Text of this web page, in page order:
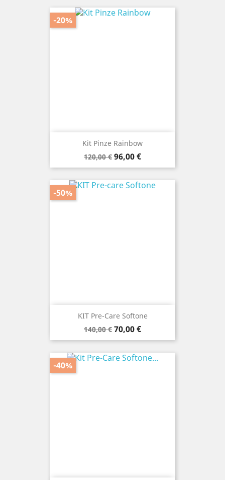
Kit Pinze Rainbow
Prezzo
base
120,00 € Prezzo
96,00 €
-20%
KIT Pre-Care Softone
Prezzo
base
140,00 € Prezzo
70,00 €
-50%
-40%